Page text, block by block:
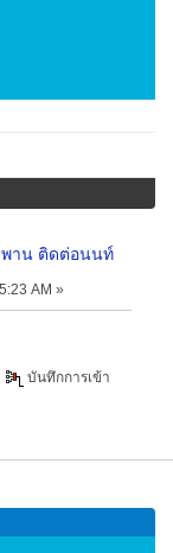
าน ติดต่อนนท์
AM »
บันทึกการเข้า